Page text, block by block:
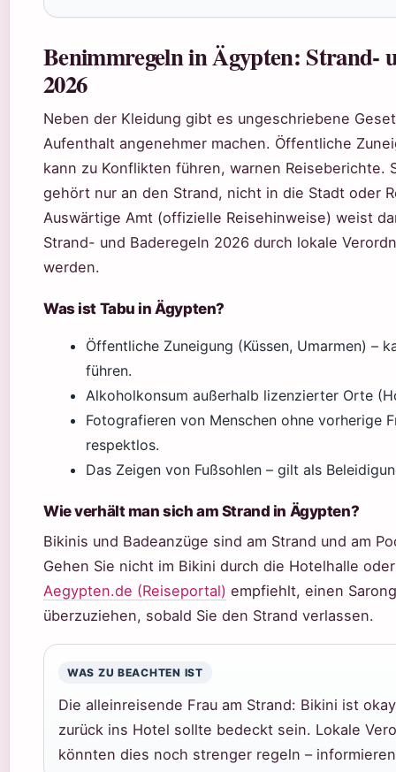
Benimmregeln in Ägypten: Strand-
2026
Neben der Kleidung gibt es ungeschriebene
Aufenthalt angenehmer machen. Öffentliche
kann zu Konflikten führen, warnen Reiseberichte.
gehört nur an den Strand, nicht in die Stadt oder
Auswärtige Amt (offizielle Reisehinweise) weist
Strand- und Baderegeln 2026 durch lokale
werden.
Was ist Tabu in Ägypten?
Öffentliche Zuneigung (Küssen, Umarmen) –
führen.
Alkoholkonsum außerhalb lizenzierter Orte
Fotografieren von Menschen ohne vorherige
respektlos.
Das Zeigen von Fußsohlen – gilt als
Wie verhält man sich am Strand in Ägypten?
Bikinis und Badeanzüge sind am Strand und am
Gehen Sie nicht im Bikini durch die Hotelhalle
Aegypten.de (Reiseportal) empfiehlt, einen
überzuziehen, sobald Sie den Strand verlassen.
WAS ZU BEACHTEN IST
Die alleinreisende Frau am Strand: Bikini ist
zurück ins Hotel sollte bedeckt sein. Lokale
könnten dies noch strenger regeln –